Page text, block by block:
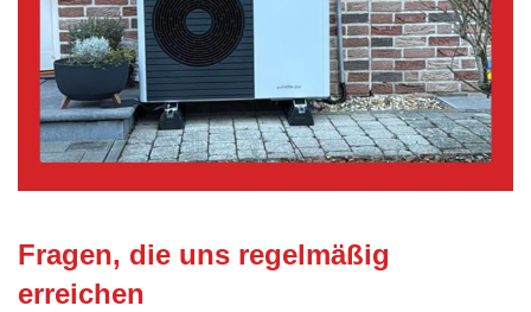
Fragen, die uns regelmäßig
erreichen